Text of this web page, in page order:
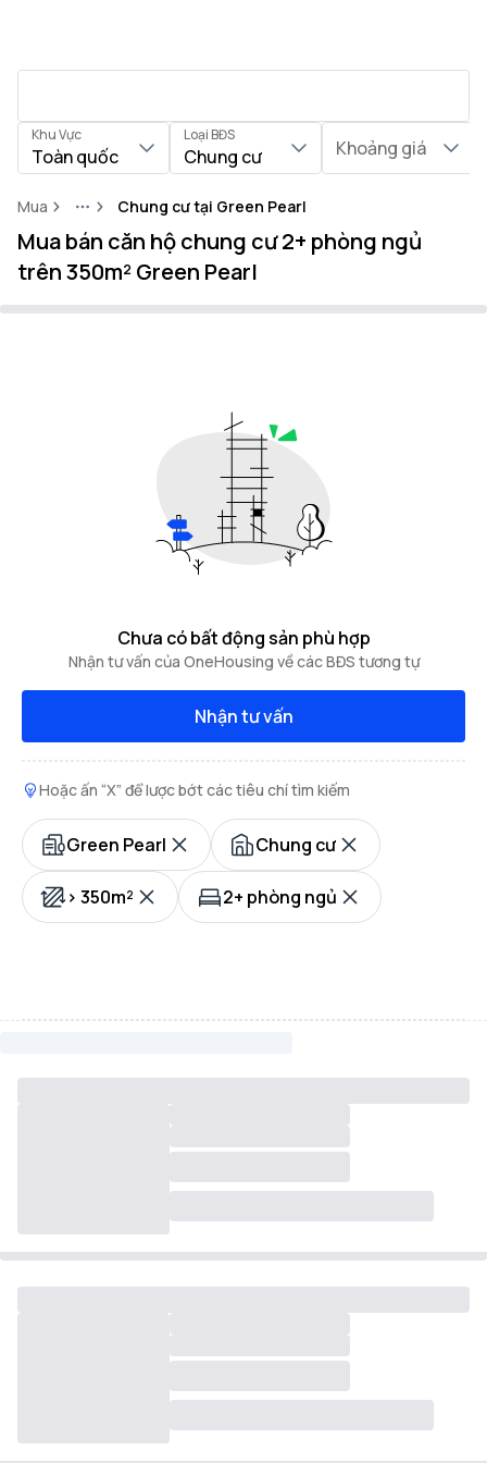
Khu Vực
Toàn quốc
Loại BĐS
Chung cư Khoảng giá
Mua MoreChung cư tại Green Pearl
Mua bán căn hộ chung cư 2+ phòng ngủ
trên 350m² Green Pearl
Chưa có bất động sản phù hợp
Nhận tư vấn của OneHousing về các BĐS tương tự
Nhận tư vấn
Hoặc ấn “X” để lược bớt các tiêu chí tìm kiếm
Green Pearl Chung cư
> 350m² 2+ phòng ngủ